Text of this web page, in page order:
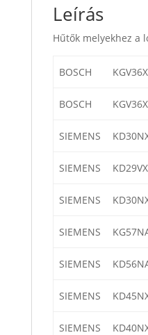
Leírás
Hűtők melyekhez a
BOSCH
BOSCH
SIEMENS
SIEMENS
SIEMENS
SIEMENS
SIEMENS
SIEMENS
SIEMENS